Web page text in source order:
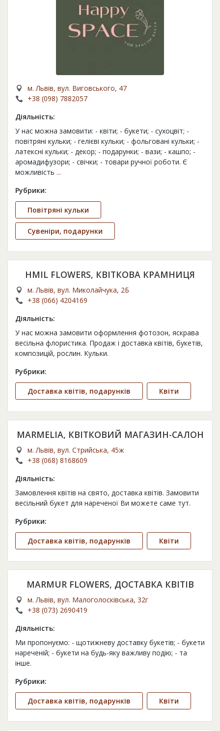
м. Львів, вул. Виговського, 47
+38 (098) 7882057
Діяльність:
У нас можна замовити: - квіти; - букети; - сухоцвіт; -
повітряні кульки; - гелієві кульки; - фольговані кульки; -
латексні кульки; - декор; - подарунки; - вази; - кашпо; -
аромадифузори; - свічки; - товари ручної роботи. Є
можливість ...
Рубрики:
Повітряні кульки
Сувеніри, подарунки
HMIL FLOWERS, КВІТКОВА КРАМНИЦЯ
м. Львів, вул. Миколайчука, 2Б
+38 (066) 4204169
Діяльність:
У нас можна замовити оформлення фотозон, яскрава
весільна флористика. Продаж і доставка квітів, букетів,
композицій, рослин. Кульки.
Рубрики:
Доставка квітів, подарунків Квіти
MARMELIA, КВІТКОВИЙ МАГАЗИН-САЛОН
м. Львів, вул. Стрийська, 45ж
+38 (068) 8168609
Діяльність:
Замовлення квітів на свято, доставка квітів. Замовити
весільний букет для нареченої Ви можете саме тут.
Рубрики:
Доставка квітів, подарунків Квіти
MARMUR FLOWERS, ДОСТАВКА КВІТІВ
м. Львів, вул. Малоголосківська, 32г
+38 (073) 2690419
Діяльність:
Ми пропонуємо: - щотижневу доставку букетів; - букети
нареченій; - букети на будь-яку важливу подію; - та
інше.
Рубрики:
Доставка квітів, подарунків Квіти